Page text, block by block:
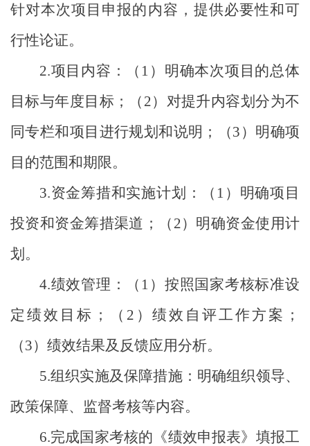
针对本次项目申报的内容，提供必要性和可
行性论证。
2.项目内容：（ 1 ）明确本次项目的总体
目标与年度目标；（ 2）对提升内容划分为不
同专栏和项目进行规划和说明；（3 ）明确项
目的范围和期限。
3.资金筹措和实施计划：（ 1 ）明确项目
投资和资金筹措渠道；（ 2）明确资金使用计
划。
4.绩效管理：（ 1 ）按照国家考核标准设
定绩效目标；（ 2 ）绩效自评工作方案；
（3）绩效结果及反馈应用分析。
5.组织实施及保障措施：明确组织领导、
政策保障、监督考核等内容。
6.完成国家考核的《绩效申报表》填报工